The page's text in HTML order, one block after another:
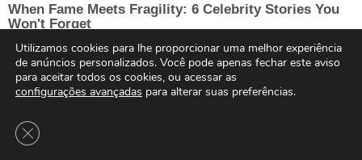
Utilizamos cookies para lhe proporcionar uma melhor experiência
de anúncios personalizados. Você pode apenas fechar este aviso
para aceitar todos os cookies, ou acessar as
configurações avançadas para alterar suas preferências.
Close GDPR Cookie Banner